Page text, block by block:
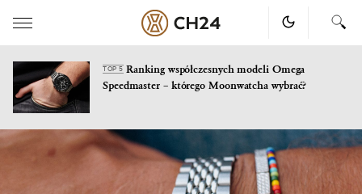
Skip
TOP 5Ranking współczesnych modeli Omega
Speedmaster – którego Moonwatcha wybrać?